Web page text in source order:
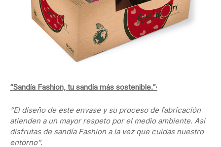
“Sandía Fashion, tu sandía más sostenible.”·
“El diseño de este envase y su proceso de fabricación
atienden a un mayor respeto por el medio ambiente. Así
disfrutas de sandía Fashion a la vez que cuidas nuestro
entorno”.